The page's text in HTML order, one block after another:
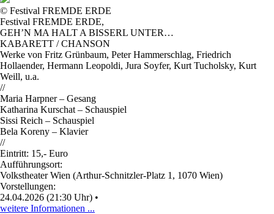
© Festival FREMDE ERDE
Festival FREMDE ERDE,
GEH’N MA HALT A BISSERL UNTER…
KABARETT / CHANSON
Werke von Fritz Grünbaum, Peter Hammerschlag, Friedrich
Hollaender, Hermann Leopoldi, Jura Soyfer, Kurt Tucholsky, Kurt
Weill, u.a.
//
Maria Harpner – Gesang
Katharina Kurschat – Schauspiel
Sissi Reich – Schauspiel
Bela Koreny – Klavier
//
Eintritt: 15,- Euro
Aufführungsort:
Volkstheater Wien (Arthur-Schnitzler-Platz 1, 1070 Wien)
Vorstellungen:
24.04.2026 (21:30 Uhr) •
weitere Informationen ...